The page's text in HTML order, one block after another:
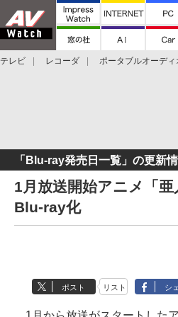
テレビ レコーダ
ポータブルオーディ
「Blu-ray発売日一覧」の更新
1月放送開始アニメ「
Blu-ray化
ポスト リスト シ